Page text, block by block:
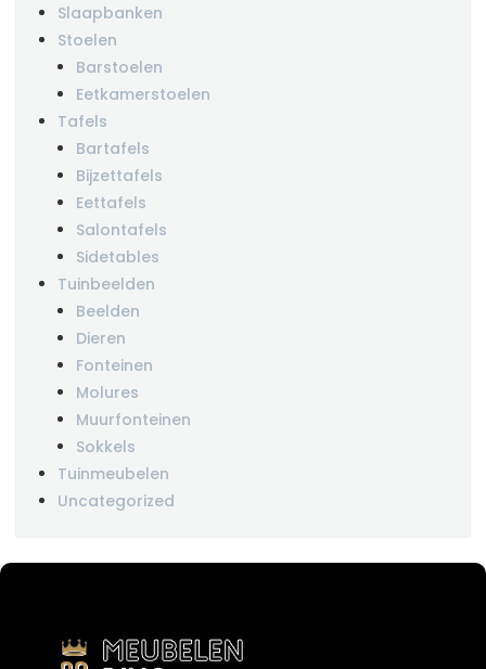
Slaapbanken
Stoelen
Barstoelen
Eetkamerstoelen
Tafels
Bartafels
Bijzettafels
Eettafels
Salontafels
Sidetables
Tuinbeelden
Beelden
Dieren
Fonteinen
Molures
Muurfonteinen
Sokkels
Tuinmeubelen
Uncategorized